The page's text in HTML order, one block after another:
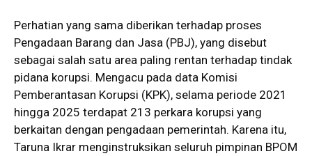
Perhatian yang sama diberikan terhadap proses
Pengadaan Barang dan Jasa (PBJ), yang disebut
sebagai salah satu area paling rentan terhadap tindak
pidana korupsi. Mengacu pada data Komisi
Pemberantasan Korupsi (KPK), selama periode 2021
hingga 2025 terdapat 213 perkara korupsi yang
berkaitan dengan pengadaan pemerintah. Karena itu,
Taruna Ikrar menginstruksikan seluruh pimpinan BPOM